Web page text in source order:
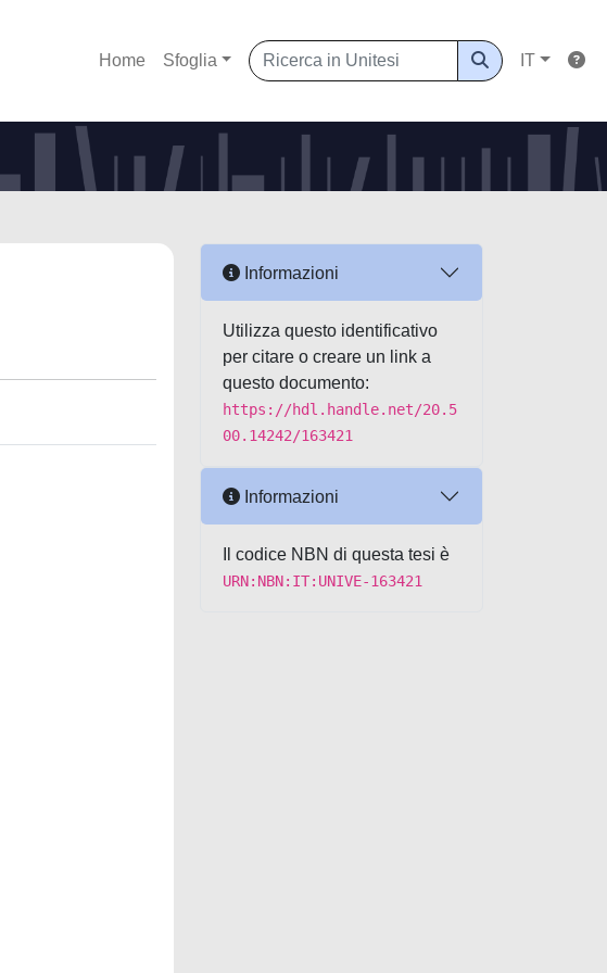
Home Sfoglia IT
Informazioni
Utilizza questo identificativo
per citare o creare un link a
questo documento:
https://hdl.handle.net/20.5
00.14242/163421
Informazioni
Il codice NBN di questa tesi è
URN:NBN:IT:UNIVE-163421